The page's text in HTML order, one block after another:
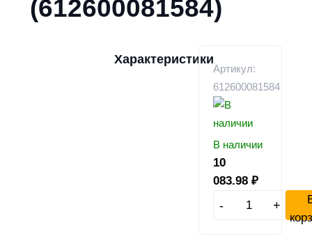
(612600081584)
Характеристики
Артикул:
612600081584
В наличии
10
083.98 ₽
- +